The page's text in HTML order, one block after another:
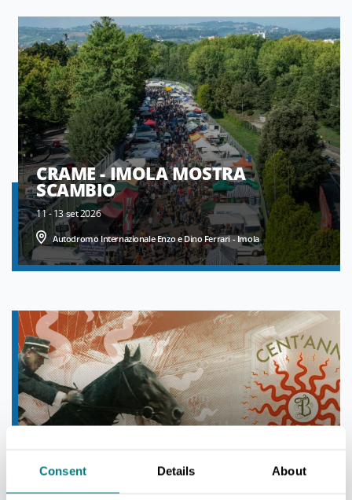
Consent Details About
CRAME - IMOLA MOSTRA
SCAMBIO
11 - 13 set 2026
Autodromo Internazionale Enzo e Dino Ferrari - Imola
CENT'ANNI DI MUSEO
FRANCESCO BARACCA